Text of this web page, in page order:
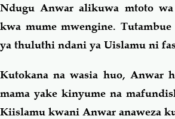
Ndugu Anwar alikuwa mtoto
kwa mume mwengine.
ya thuluthi ndani ya Uislamu ni
Kutokana na wasia huo, Anwar
mama yake kinyume na
Kiislamu kwani Anwar anaweza